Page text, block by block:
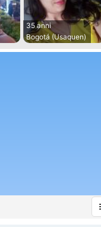
35 anni
Bogotá (Usaquen)